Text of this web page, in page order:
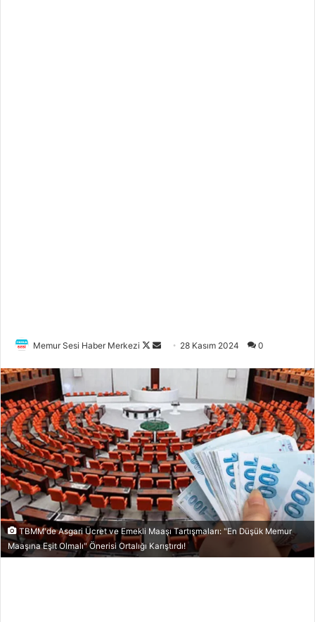
Memur Sesi Haber Merkezi
F
o
w
o
n
X
-
p
o
s
t
a
g
ö
n
28 Kasım 2024 0
TBMM'de Asgari Ücret ve Emekli Maaşı Tartışmaları: "En Düşük Memur
Maaşına Eşit Olmalı" Önerisi Ortalığı Karıştırdı!